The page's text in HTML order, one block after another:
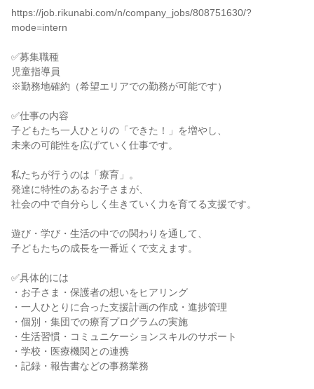
https://job.rikunabi.com/n/company_jobs/808751630/?
mode=intern
✅募集職種
児童指導員
※勤務地確約（希望エリアでの勤務が可能です）
✅仕事の内容
子どもたち一人ひとりの「できた！」を増やし、
未来の可能性を広げていく仕事です。
私たちが行うのは「療育」。
発達に特性のあるお子さまが、
社会の中で自分らしく生きていく力を育てる支援です。
遊び・学び・生活の中での関わりを通して、
子どもたちの成長を一番近くで支えます。
✅具体的には
・お子さま・保護者の想いをヒアリング
・一人ひとりに合った支援計画の作成・進捗管理
・個別・集団での療育プログラムの実施
・生活習慣・コミュニケーションスキルのサポート
・学校・医療機関との連携
・記録・報告書などの事務業務